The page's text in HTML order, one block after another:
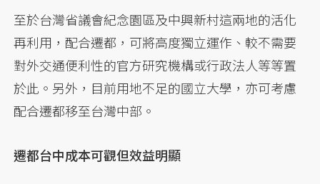
至於台灣省議會紀念園區及中興新村這兩地的活化
再利用，配合遷都，可將高度獨立運作、較不需要
對外交通便利性的官方研究機構或行政法人等等置
於此。另外，目前用地不足的國立大學，亦可考慮
配合遷都移至台灣中部。
遷都台中成本可觀但效益明顯